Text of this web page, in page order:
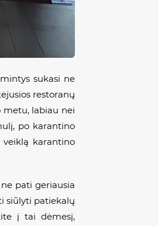
sukasi ne
restoranų
metu, labiau nei
po karantino
karantino
pati geriausia
siūlyti patiekalų
į tai dėmesį,